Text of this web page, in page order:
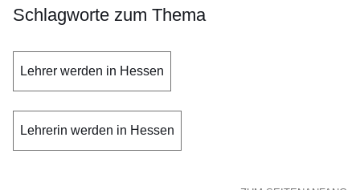
Schlagworte zum Thema
Lehrer werden in Hessen
Lehrerin werden in Hessen